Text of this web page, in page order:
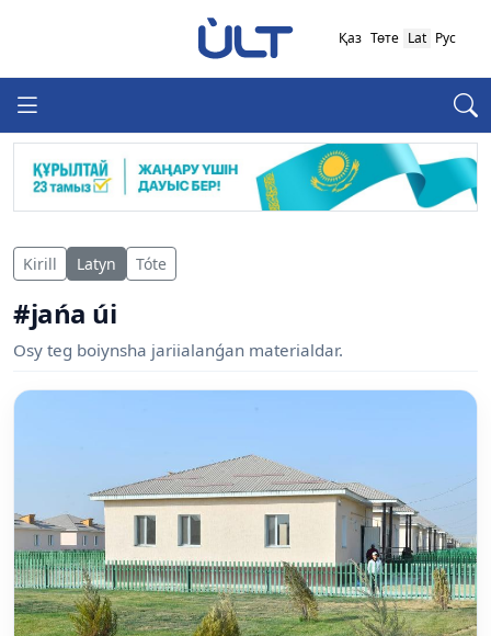
Қаз Төте Lat Рус
Kirill Latyn Tóte
#jańa úi
Osy teg boiynsha jariialanǵan materialdar.